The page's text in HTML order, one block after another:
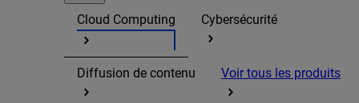
Cloud Computing
Cybersécurité
Diffusion de contenu Voir tous les produits